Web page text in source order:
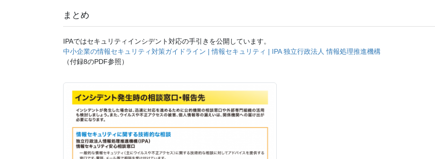
まとめ
IPAではセキュリティインシデント対応の手引きを公開しています。
中小企業の情報セキュリティ対策ガイドライン | 情報セキュリティ | IPA 独立行政法人 情報処理推進機構
（付録8のPDF参照）